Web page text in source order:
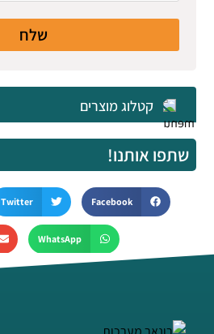
שלח
קטלוג מוצרים
שתפו אותנו!
Facebook
Twitter
WhatsApp